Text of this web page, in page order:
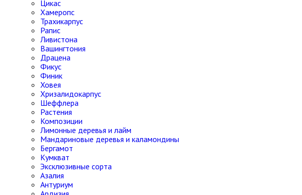
Цикас
Хамеропс
Трахикарпус
Рапис
Ливистона
Вашингтония
Драцена
Фикус
Финик
Ховея
Хризалидокарпус
Шеффлера
Растения
Композиции
Лимонные деревья и лайм
Мандариновые деревья и каламондины
Бергамот
Кумкват
Эксклюзивные сорта
Азалия
Антуриум